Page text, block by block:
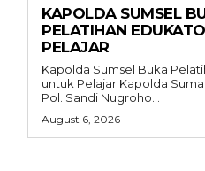
KAPOLDA SUMSEL
PELATIHAN
PELAJAR
Kapolda Sumsel Buka
untuk Pelajar Kapolda Sumatera Selatan Irjen
Pol. Sandi Nugroho...
August 6, 2026